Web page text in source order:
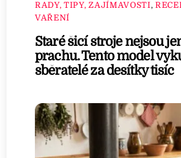
RADY, TIPY, ZAJÍMAVOSTI,
VAŘENÍ
Staré šicí stroje nejsou
prachu. Tento model
sběratelé za desítky tisíc